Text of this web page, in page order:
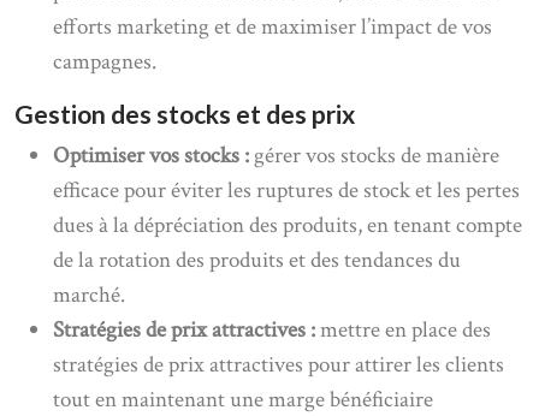
efforts marketing et de maximiser l’impact de vos
campagnes.
Gestion des stocks et des prix
Optimiser vos stocks :gérer vos stocks de manière
efficace pour éviter les ruptures de stock et les pertes
dues à la dépréciation des produits, en tenant compte
de la rotation des produits et des tendances du
marché.
Stratégies de prix attractives :mettre en place des
stratégies de prix attractives pour attirer les clients
tout en maintenant une marge bénéficiaire